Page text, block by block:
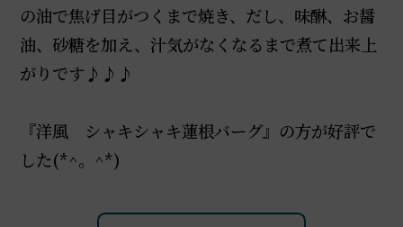
の油で焦げ目がつくまで焼き、だし、味醂、お醤
油、砂糖を加え、汁気がなくなるまで煮て出来上
がりです♪♪♪
『洋風 シャキシャキ蓮根バーグ』の方が好評で
した(*^。^*)